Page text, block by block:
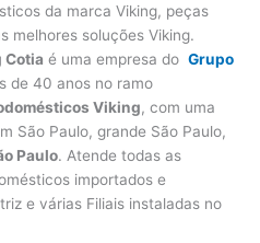
da marca Viking, peças
melhores soluções Viking.
Cotia é uma empresa doGrupo
de 40 anos no ramo
Viking, com uma
São Paulo, grande São Paulo,
Paulo. Atende todas as
importados e
e várias Filiais instaladas no